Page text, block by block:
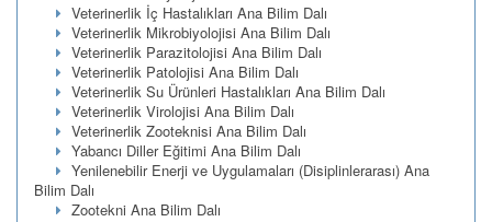
Veterinerlik İç Hastalıkları Ana Bilim Dalı
Veterinerlik Mikrobiyolojisi Ana Bilim Dalı
Veterinerlik Parazitolojisi Ana Bilim Dalı
Veterinerlik Patolojisi Ana Bilim Dalı
Veterinerlik Su Ürünleri Hastalıkları Ana Bilim Dalı
Veterinerlik Virolojisi Ana Bilim Dalı
Veterinerlik Zooteknisi Ana Bilim Dalı
Yabancı Diller Eğitimi Ana Bilim Dalı
Yenilenebilir Enerji ve Uygulamaları (Disiplinlerarası) Ana
Bilim Dalı
Zootekni Ana Bilim Dalı